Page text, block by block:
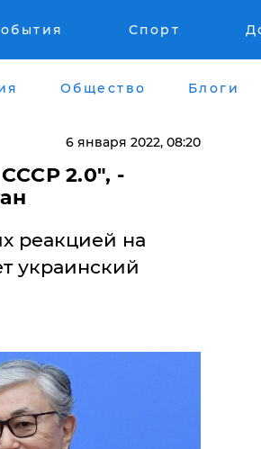
Спорт
Общество Блоги
6 января 2022, 08:20
2.0", -
реакцией на
украинский